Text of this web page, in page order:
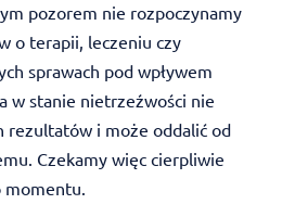
pozorem nie rozpoczynamy
o terapii, leczeniu czy
sprawach pod wpływem
w stanie nietrzeźwości nie
rezultatów i może oddalić od
Czekamy więc cierpliwie
momentu.